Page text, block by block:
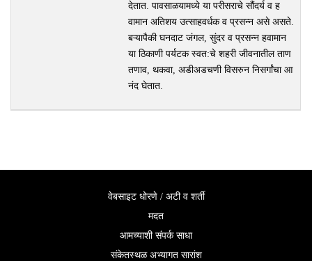
देतात. पावसाळयामध्ये या परीसराचे सौंदर्य व ह
वामान अतिशय उत्साहवर्धक व प्रसन्न असे असते.
बऱ्यापैकी घनदाट जंगल, सुंदर व प्रसन्न हवामान
या ठिकाणी पर्यटक स्वत:चे शहरी जीवनातील ताण
तणाव, थकवा, अडीअडचणी विसरुन निसर्गांचा आ
नंद घेतात.
वेबसाइट धोरणे / अटी व शर्ती
मदत
आमच्याशी संपर्क साधा
संकेतस्थळ अभ्यागत सारांश